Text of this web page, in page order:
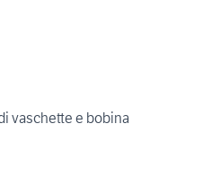
vaschette e bobina